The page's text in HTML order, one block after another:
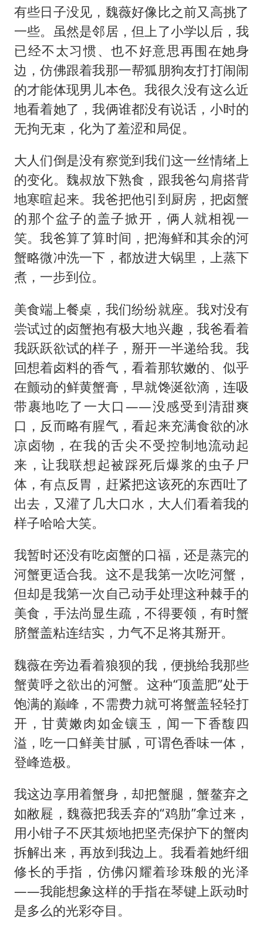
有些日子没见，魏薇好像比之前又高挑了
一些。虽然是邻居，但上了小学以后，我
已经不太习惯、也不好意思再围在她身
边，仿佛跟着我那一帮狐朋狗友打打闹闹
的才能体现男儿本色。我很久没有这么近
地看着她了，我俩谁都没有说话，小时的
无拘无束，化为了羞涩和局促。
大人们倒是没有察觉到我们这一丝情绪上
的变化。魏叔放下熟食，跟我爸勾肩搭背
地寒暄起来。我爸把他引到厨房，把卤蟹
的那个盆子的盖子掀开，俩人就相视一
笑。我爸算了算时间，把海鲜和其余的河
蟹略微冲洗一下，都放进大锅里，上蒸下
煮，一步到位。
美食端上餐桌，我们纷纷就座。我对没有
尝试过的卤蟹抱有极大地兴趣，我爸看着
我跃跃欲试的样子，掰开一半递给我。我
回想着卤料的香气，看着那软嫩的、似乎
在颤动的鲜黄蟹膏，早就馋涎欲滴，连吸
带裹地吃了一大口——没感受到清甜爽
口，反而略有腥气，看起来充满食欲的冰
凉卤物，在我的舌尖不受控制地流动起
来，让我联想起被踩死后爆浆的虫子尸
体，有点反胃，赶紧把这该死的东西吐了
出去，又灌了几大口水，大人们看着我的
样子哈哈大笑。
我暂时还没有吃卤蟹的口福，还是蒸完的
河蟹更适合我。这不是我第一次吃河蟹，
但却是我第一次自己动手处理这种棘手的
美食，手法尚显生疏，不得要领，有时蟹
脐蟹盖粘连结实，力气不足将其掰开。
魏薇在旁边看着狼狈的我，便挑给我那些
蟹黄呼之欲出的河蟹。这种“顶盖肥”处于
饱满的巅峰，不需费力就可将蟹盖轻轻打
开，甘黄嫩肉如金镶玉，闻一下香馥四
溢，吃一口鲜美甘腻，可谓色香味一体，
登峰造极。
我这边享用着蟹身，却把蟹腿，蟹鳌弃之
如敝屣，魏薇把我丢弃的“鸡肋”拿过来，
用小钳子不厌其烦地把坚壳保护下的蟹肉
拆解出来，再放到我边上。我看着她纤细
修长的手指，仿佛闪耀着珍珠般的光泽
——我能想象这样的手指在琴键上跃动时
是多么的光彩夺目。